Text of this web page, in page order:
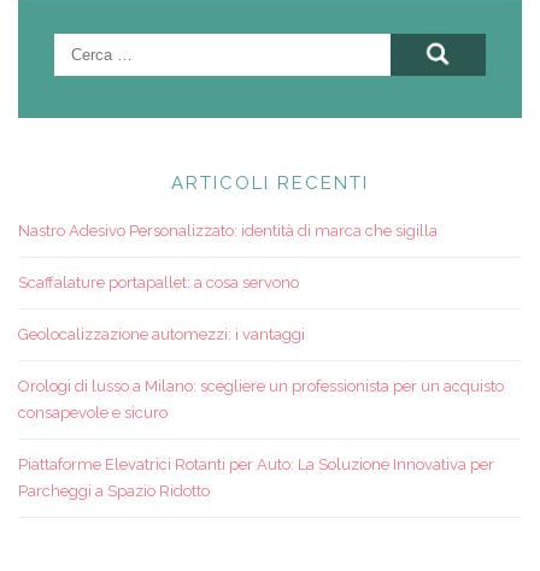
Ricerca
ARTICOLI RECENTI
Nastro Adesivo Personalizzato: identità di marca che sigilla
Scaffalature portapallet: a cosa servono
Geolocalizzazione automezzi: i vantaggi
Orologi di lusso a Milano: scegliere un professionista per un acquisto
consapevole e sicuro
Piattaforme Elevatrici Rotanti per Auto: La Soluzione Innovativa per
Parcheggi a Spazio Ridotto